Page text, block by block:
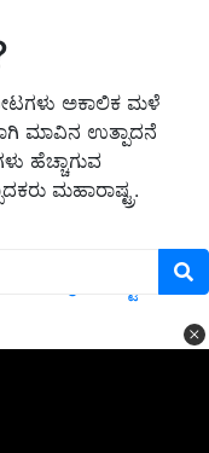
ಅಕಾಲಿಕ ಮಳೆ
ಮಾವಿನ ಉತ್ಪಾದನೆ
ಹೆಚ್ಚಾಗುವ
ಮಹಾರಾಷ್ಟ್ರ.
ಯಾವುದು ಬೆಸ್ಟ್‌..?